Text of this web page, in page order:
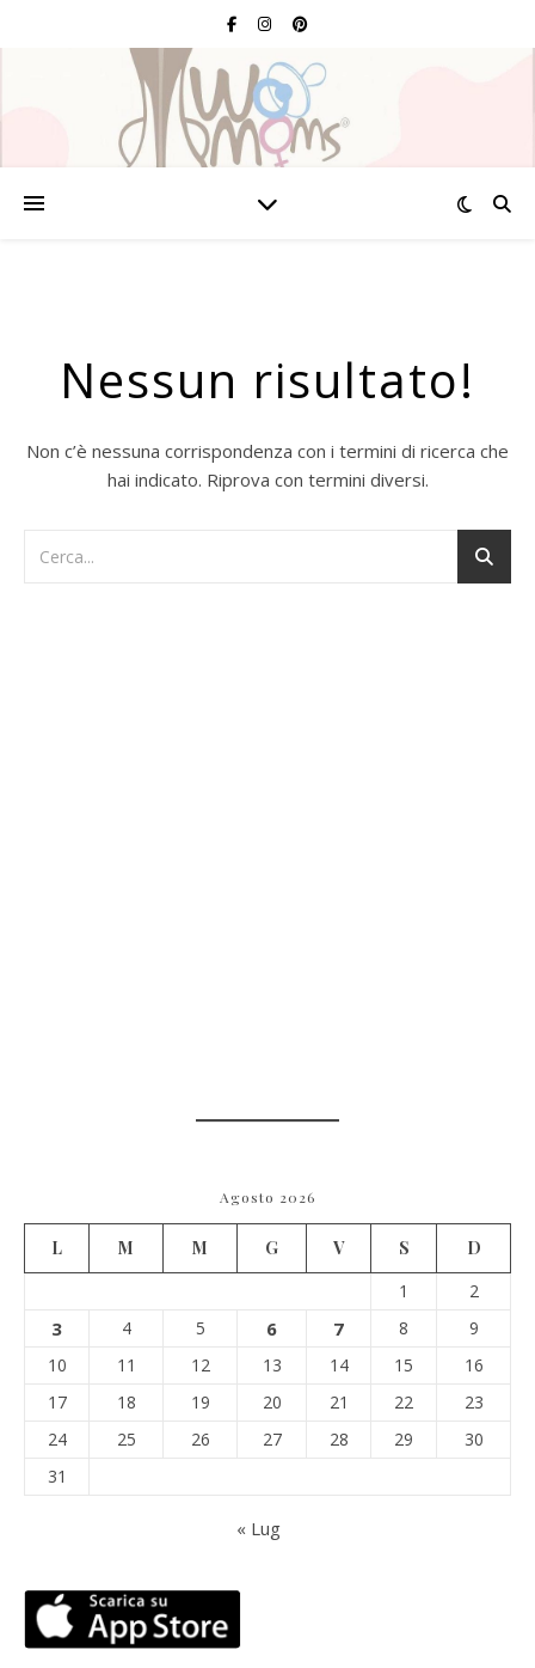
Nessun risultato!
Non c’è nessuna corrispondenza con i termini di ricerca che
hai indicato. Riprova con termini diversi.
Agosto 2026
L M M G V S
D
1
2
3 4 5 6 7 8
9
10
11 12 13 14 15
16
17
18 19 20 21 22
23
24
25 26 27 28 29
30
31
« Lug